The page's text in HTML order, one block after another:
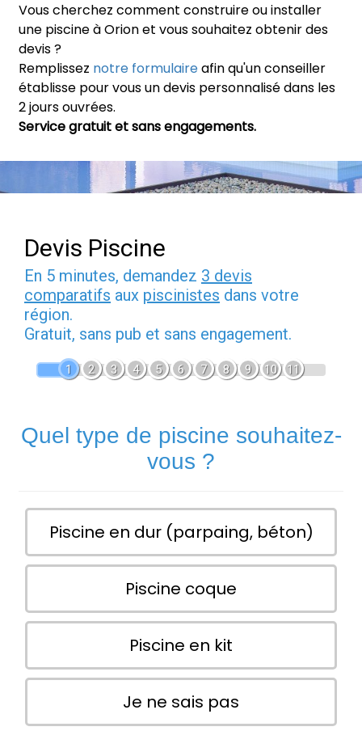
Vous cherchez comment construire ou installer
une piscine à Orion et vous souhaitez obtenir des
devis ?
Remplissez notre formulaireafin qu'un conseiller
établisse pour vous un devis personnalisé dans les
2 jours ouvrées.
Service gratuit et sans engagements.
Devis Piscine
En 5 minutes, demandez 3 devis
comparatifs aux piscinistes dans votre
région.
Gratuit, sans pub et sans engagement.
1 2 3 4 5 6 7 8 9 10 11
Quel type de piscine souhaitez-
vous ?
Piscine en dur (parpaing, béton)
Piscine coque
Piscine en kit
Je ne sais pas